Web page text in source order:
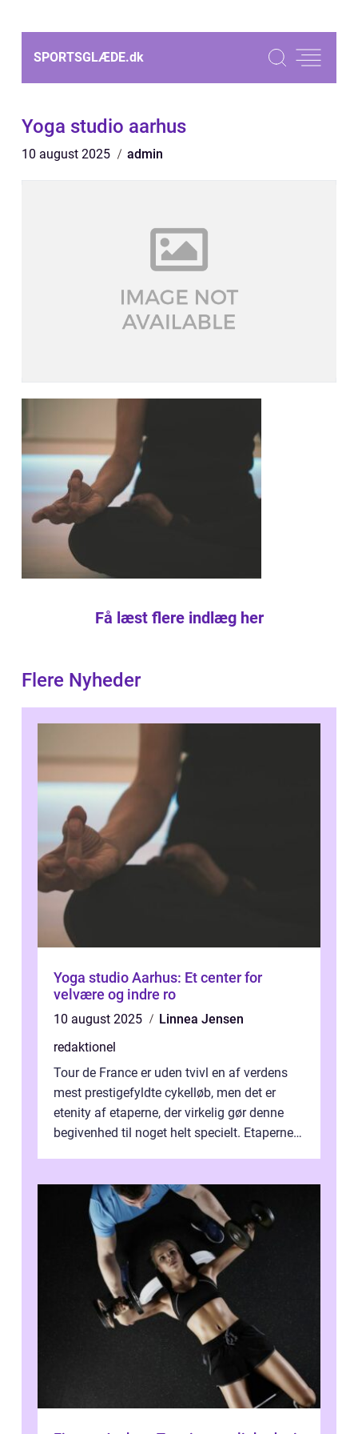
SPORTSGLÆDE.dk
Yoga studio aarhus
10 august 2025 admin
Få læst flere indlæg her
Flere Nyheder
Yoga studio Aarhus: Et center for
velvære og indre ro
10 august 2025
Linnea Jensen
redaktionel
Tour de France er uden tvivl en af verdens
mest prestigefyldte cykelløb, men det er
etenity af etaperne, der virkelig gør denne
begivenhed til noget helt specielt. Etaperne i